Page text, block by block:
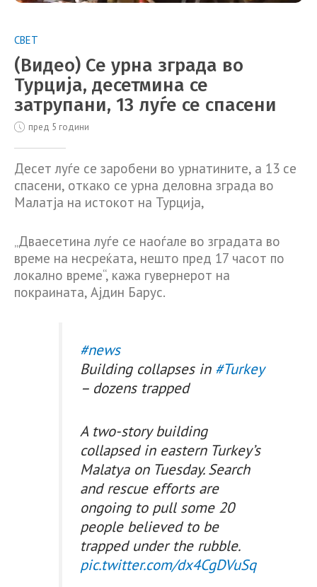
СВЕТ
(Видео) Се урна зграда во
Турција, десетмина се
затрупани, 13 луѓе се спасени
пред 5 години
Десет луѓе се заробени во урнатините, а 13 се
спасени, откако се урна деловна зграда во
Малатја на истокот на Турција,
„Дваесетина луѓе се наоѓале во зградата во
време на несреќата, нешто пред 17 часот по
локално време“, кажа гувернерот на
покраината, Ајдин Барус.
#news
Building collapses in #Turkey
– dozens trapped
A two-story building
collapsed in eastern Turkey’s
Malatya on Tuesday. Search
and rescue efforts are
ongoing to pull some 20
people believed to be
trapped under the rubble.
pic.twitter.com/dx4CgDVuSq